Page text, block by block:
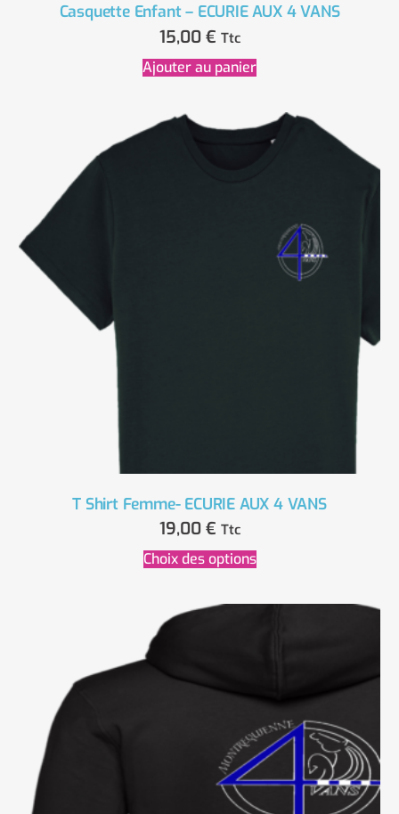
Casquette Enfant – ECURIE AUX 4 VANS
15,00 € Ttc
Ajouter au panier
T Shirt Femme- ECURIE AUX 4 VANS
19,00 € Ttc
Choix des options